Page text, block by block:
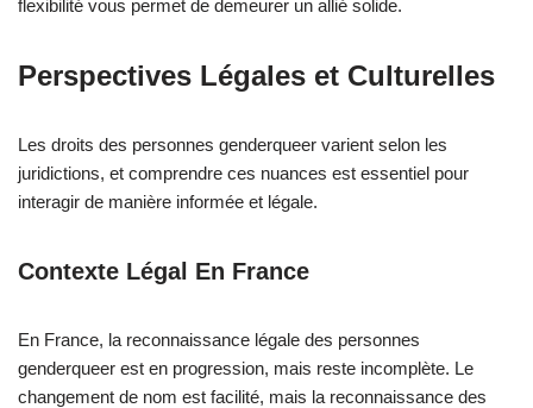
flexibilité vous permet de demeurer un allié solide.
Perspectives Légales et Culturelles
Les droits des personnes genderqueer varient selon les
juridictions, et comprendre ces nuances est essentiel pour
interagir de manière informée et légale.
Contexte Légal En France
En France, la reconnaissance légale des personnes
genderqueer est en progression, mais reste incomplète. Le
changement de nom est facilité, mais la reconnaissance des